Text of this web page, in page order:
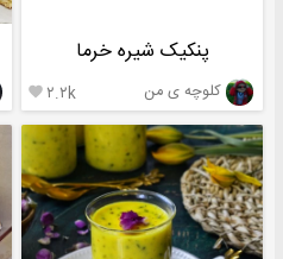
پنکیک شیره خرما
کلوچه ی من ۲.۲k 